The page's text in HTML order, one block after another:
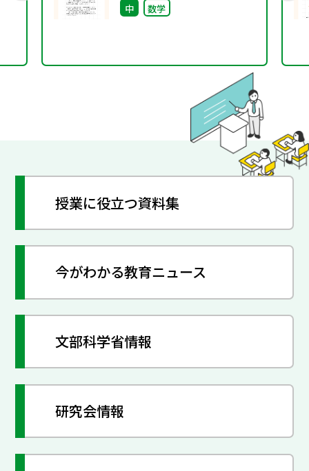
中 数学
授業に役立つ資料集
今がわかる教育ニュース
文部科学省情報
研究会情報